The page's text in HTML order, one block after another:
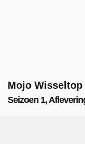
Mojo Wisseltop
Seizoen 1,